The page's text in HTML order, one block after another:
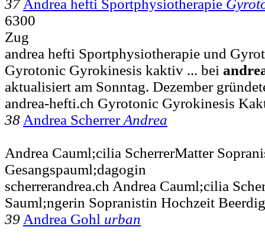
37 Andrea hefti Sportphysiotherapie
6300
Zug
andrea hefti Sportphysiotherapie und
Gyrotonic Gyrokinesis kaktiv ... bei
aktualisiert am Sonntag. Dezember
andrea-hefti.ch Gyrotonic Gyrokinesis
38 Andrea ScherrerAndrea
Andrea Cauml;cilia ScherrerMatter
Gesangspauml;dagogin
scherrerandrea.ch Andrea Cauml;cilia
Sauml;ngerin Sopranistin Hochzeit
39 Andrea Gohl urban